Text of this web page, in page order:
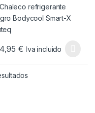
Las opciones se
€ Iva incluido
producto tiene múltiples